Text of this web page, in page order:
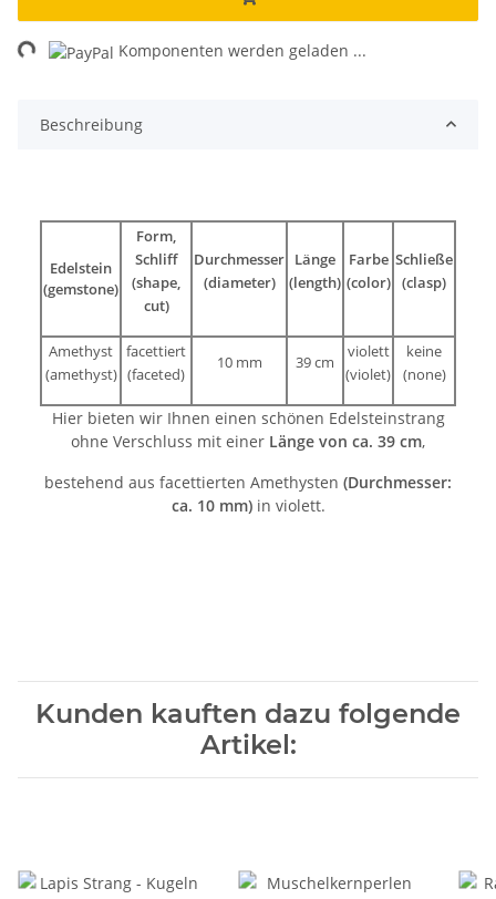
Komponenten werden geladen ...
Beschreibung
Edelstein
(gemstone)
Form,
Schliff
(shape,
cut)
Durchmesser
(diameter)
Länge
(length)
Farbe
(color)
Schließe
(clasp)
Amethyst
(amethyst)
facettiert
(faceted)
10 mm 39 cm
violett
(violet)
keine
(none)
Hier bieten wir Ihnen einen schönen Edelsteinstrang
ohne Verschluss mit einer Länge von ca. 39 cm,
bestehend aus facettierten Amethysten (Durchmesser:
ca. 10 mm)in violett.
Kunden kauften dazu folgende
Artikel: